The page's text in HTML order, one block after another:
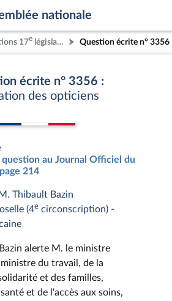
nationale
17e législature Question écrite n° 3356
écrite n° 3356 :
des opticiens
au Journal Officiel du
214
Thibault Bazin
(4e circonscription) -
alerte M. le ministre
du travail, de la
et des familles,
et de l'accès aux soins,